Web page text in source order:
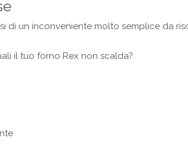
di un inconveniente molto semplice da
il tuo forno Rex non scalda?